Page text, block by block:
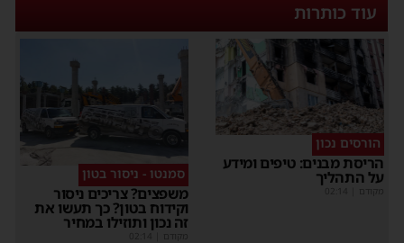
עוד כותרות
הורסים נכון
הריסת מבנים: טיפים ומידע
על התהליך
מקודם
סמנטו - ניסור בטון
משפצים? צריכים ניסור
וקידוח בטון? כך תעשו את
זה נכון ותוזילו במחיר
מקודם